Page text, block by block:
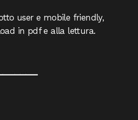
user e mobile friendly,
in pdf e alla lettura.